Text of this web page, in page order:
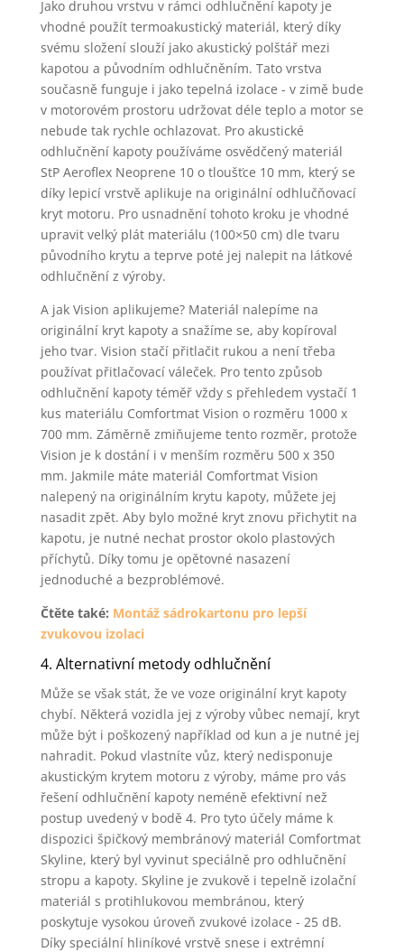
Jako druhou vrstvu v rámci odhlučnění kapoty je
vhodné použít termoakustický materiál, který díky
svému složení slouží jako akustický polštář mezi
kapotou a původním odhlučněním. Tato vrstva
současně funguje i jako tepelná izolace - v zimě bude
v motorovém prostoru udržovat déle teplo a motor se
nebude tak rychle ochlazovat. Pro akustické
odhlučnění kapoty používáme osvědčený materiál
StP Aeroflex Neoprene 10 o tloušťce 10 mm, který se
díky lepicí vrstvě aplikuje na originální odhlučňovací
kryt motoru. Pro usnadnění tohoto kroku je vhodné
upravit velký plát materiálu (100×50 cm) dle tvaru
původního krytu a teprve poté jej nalepit na látkové
odhlučnění z výroby.
A jak Vision aplikujeme? Materiál nalepíme na
originální kryt kapoty a snažíme se, aby kopíroval
jeho tvar. Vision stačí přitlačit rukou a není třeba
používat přitlačovací váleček. Pro tento způsob
odhlučnění kapoty téměř vždy s přehledem vystačí 1
kus materiálu Comfortmat Vision o rozměru 1000 x
700 mm. Záměrně zmiňujeme tento rozměr, protože
Vision je k dostání i v menším rozměru 500 x 350
mm. Jakmile máte materiál Comfortmat Vision
nalepený na originálním krytu kapoty, můžete jej
nasadit zpět. Aby bylo možné kryt znovu přichytit na
kapotu, je nutné nechat prostor okolo plastových
příchytů. Díky tomu je opětovné nasazení
jednoduché a bezproblémové.
Čtěte také: Montáž sádrokartonu pro lepší
zvukovou izolaci
4. Alternativní metody odhlučnění
Může se však stát, že ve voze originální kryt kapoty
chybí. Některá vozidla jej z výroby vůbec nemají, kryt
může být i poškozený například od kun a je nutné jej
nahradit. Pokud vlastníte vůz, který nedisponuje
akustickým krytem motoru z výroby, máme pro vás
řešení odhlučnění kapoty neméně efektivní než
postup uvedený v bodě 4. Pro tyto účely máme k
dispozici špičkový membránový materiál Comfortmat
Skyline, který byl vyvinut speciálně pro odhlučnění
stropu a kapoty. Skyline je zvukově i tepelně izolační
materiál s protihlukovou membránou, který
poskytuje vysokou úroveň zvukové izolace - 25 dB.
Díky speciální hliníkové vrstvě snese i extrémní